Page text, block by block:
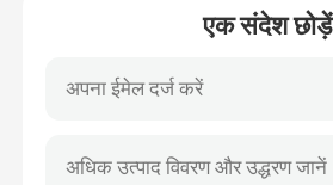
एक संदेश छोड़ें